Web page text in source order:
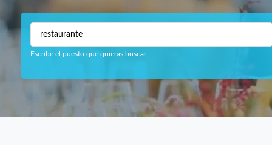
Escribe el puesto que quieras buscar